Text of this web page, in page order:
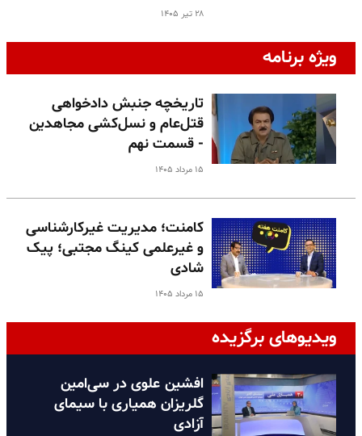
۲۸ تیر ۱۴۰۵
ویژه برنامه
تاریخچه جنبش دادخواهی
قتل‌عام و نسل‌کشی مجاهدین
- قسمت نهم
۱۵ مرداد ۱۴۰۵
کامنت؛ مدیریت غیرکارشناسی
و غیرعلمی کینگ مجتبی؛ پیک
شادی
۱۵ مرداد ۱۴۰۵
ویدیوهای برگزیده
افشین علوی در سی‌امین
گلریزان همیاری با سیمای
آزادی